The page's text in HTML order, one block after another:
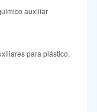
auxiliar
para plástico,